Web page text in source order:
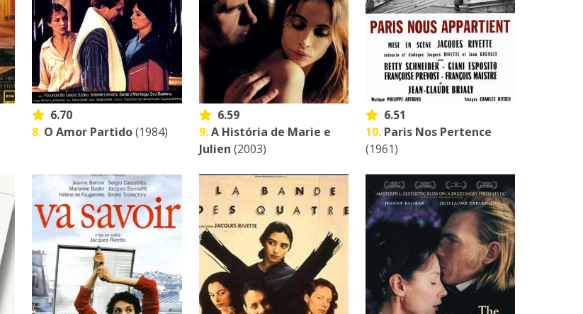
6.70
8. O Amor Partido(1984)
6.59
9. A História de Marie e
Julien (2003)
6.51
10. Paris Nos Pertence
(1961)